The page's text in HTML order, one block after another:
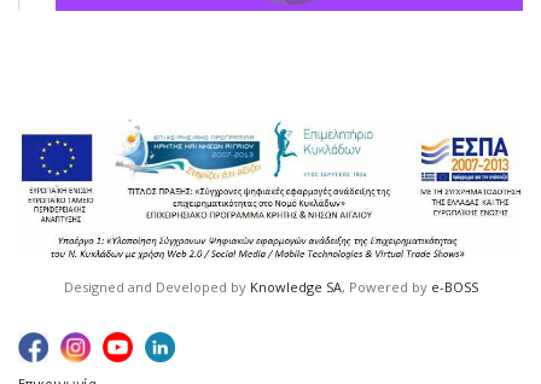
Designed and Developed by Knowledge SA, Powered by e-BOSS